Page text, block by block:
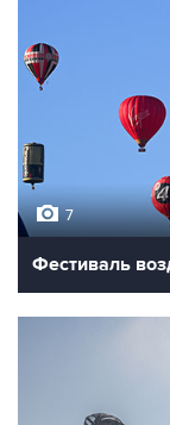
7
Фестиваль